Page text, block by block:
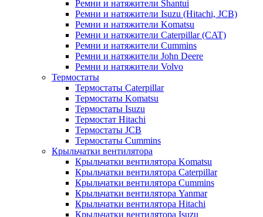
Ремни и натяжители Shantui
Ремни и натяжители Isuzu (Hitachi, JCB)
Ремни и натяжители Komatsu
Ремни и натяжители Caterpillar (CAT)
Ремни и натяжители Cummins
Ремни и натяжители John Deere
Ремни и натяжители Volvo
Термостаты
Термостаты Caterpillar
Термостаты Komatsu
Термостаты Isuzu
Термостат Hitachi
Термостаты JCB
Термостаты Cummins
Крыльчатки вентилятора
Крыльчатки вентилятора Komatsu
Крыльчатки вентилятора Caterpillar
Крыльчатки вентилятора Cummins
Крыльчатки вентилятора Yanmar
Крыльчатки вентилятора Hitachi
Крыльчатки вентилятора Isuzu